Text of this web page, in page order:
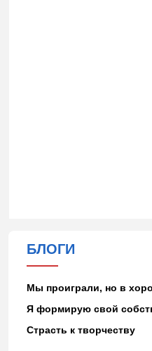
БЛОГИ
Мы проиграли, но в
Я формирую свой
Страсть к творчеству